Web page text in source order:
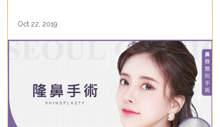
Oct 22, 2019